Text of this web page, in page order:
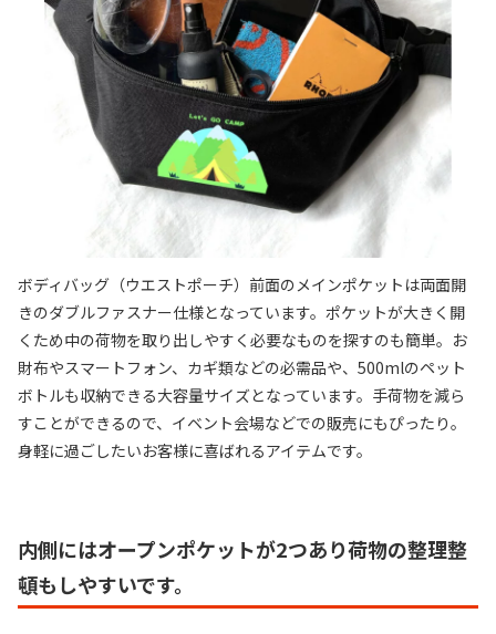
ボディバッグ（ウエストポーチ）前面のメインポケットは両面開
きのダブルファスナー仕様となっています。ポケットが大きく開
くため中の荷物を取り出しやすく必要なものを探すのも簡単。お
財布やスマートフォン、カギ類などの必需品や、500mlのペット
ボトルも収納できる大容量サイズとなっています。手荷物を減ら
すことができるので、イベント会場などでの販売にもぴったり。
身軽に過ごしたいお客様に喜ばれるアイテムです。
内側にはオープンポケットが2つあり荷物の整理整
頓もしやすいです。